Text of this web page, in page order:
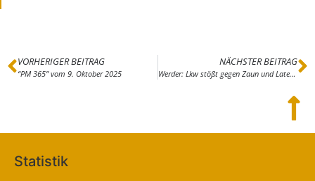
VORHERIGER BEITRAG
“PM 365” vom 9. Oktober 2025
NÄCHSTER BEITRAG
Werder: Lkw stößt gegen Zaun und Laterne
Statistik